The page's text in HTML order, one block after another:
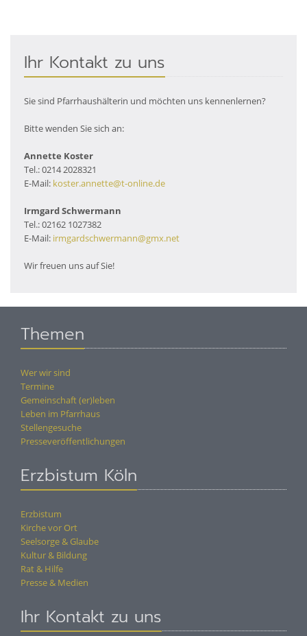
Ihr Kontakt zu uns
Sie sind Pfarrhaushälterin und möchten uns kennenlernen?
Bitte wenden Sie sich an:
Annette Koster
Tel.: 0214 2028321
E-Mail: koster.annette@t-online.de
Irmgard Schwermann
Tel.: 02162 1027382
E-Mail: irmgardschwermann@gmx.net
Wir freuen uns auf Sie!
Themen
Wer wir sind
Termine
Gemeinschaft (er)leben
Leben im Pfarrhaus
Stellengesuche
Presseveröffentlichungen
Erzbistum Köln
Erzbistum
Kirche vor Ort
Seelsorge & Glaube
Kultur & Bildung
Rat & Hilfe
Presse & Medien
Ihr Kontakt zu uns